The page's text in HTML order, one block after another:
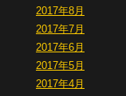
2017年8月
2017年7月
2017年6月
2017年5月
2017年4月